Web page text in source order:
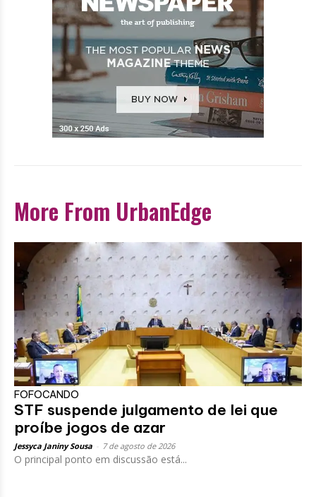
More From UrbanEdge
FOFOCANDO
STF suspende julgamento de lei que
proíbe jogos de azar
Jessyca Janiny Sousa 7 de agosto de 2026
O principal ponto em discussão está...